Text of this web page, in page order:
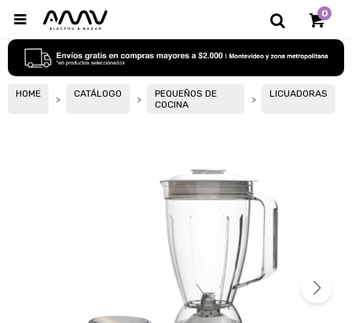
0

HOME CATÁLOGO
PEQUEÑOS DE
COCINA
LICUADORAS